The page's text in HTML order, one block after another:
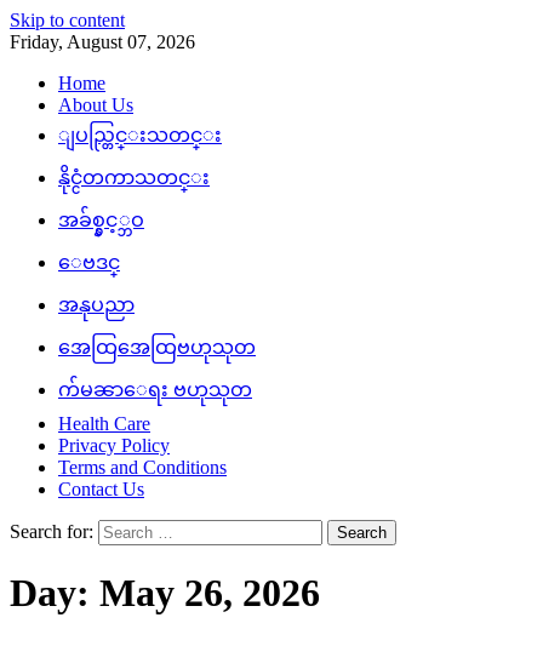
Skip to content
Friday, August 07, 2026
Home
About Us
ျပည္တြင္းသတင္း
နိုင္ငံတကာသတင္း
အခ်စ္နွင့္ဘဝ
ေဗဒင္
အနုပညာ
အေထြအေထြဗဟုသုတ
က်မၼာေရး ဗဟုသုတ
Health Care
Privacy Policy
Terms and Conditions
Contact Us
Search for:
Day: May 26, 2026